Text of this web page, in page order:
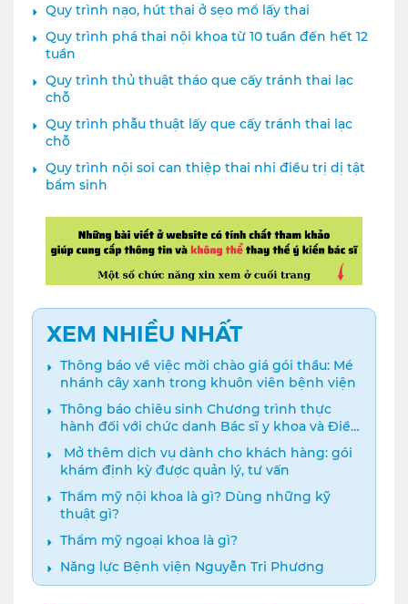
Quy trình nạo, hút thai ở sẹo mổ lấy thai
Quy trình phá thai nội khoa từ 10 tuần đến hết 12
tuần
Quy trình thủ thuật tháo que cấy tránh thai lạc
chỗ
Quy trình phẫu thuật lấy que cấy tránh thai lạc
chỗ
Quy trình nội soi can thiệp thai nhi điều trị dị tật
bẩm sinh
XEM NHIỀU NHẤT
Thông báo về việc mời chào giá gói thầu: Mé
nhánh cây xanh trong khuôn viên bệnh viện
Thông báo chiêu sinh Chương trình thực
hành đối với chức danh Bác sĩ y khoa và Điều
dưỡng năm 2024
️ Mở thêm dịch vụ dành cho khách hàng: gói
khám định kỳ được quản lý, tư vấn
Thẩm mỹ nội khoa là gì? Dùng những kỹ
thuật gì?
Thẩm mỹ ngoại khoa là gì?
Năng lực Bệnh viện Nguyễn Tri Phương